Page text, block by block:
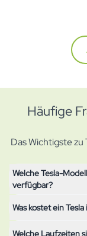
Häufige
Das Wichtigste
Welche Tesla-
verfügbar?
Alle aktuell im Abo
Was kostet ein
Welche Laufzeiten